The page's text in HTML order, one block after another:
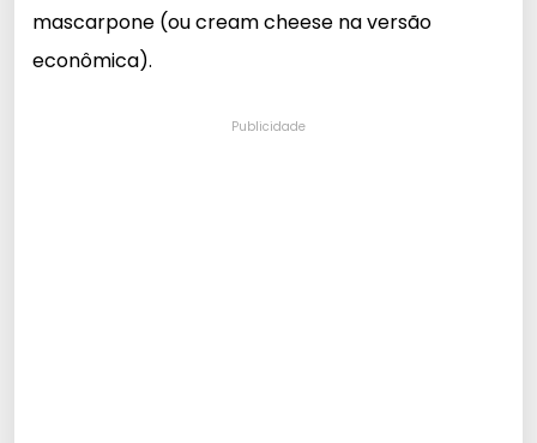
mascarpone (ou cream cheese na versão
econômica).
Publicidade